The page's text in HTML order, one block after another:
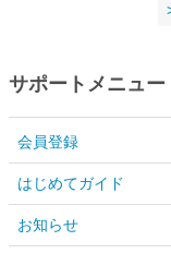
サポートメニュー
会員登録
はじめてガイド
お知らせ